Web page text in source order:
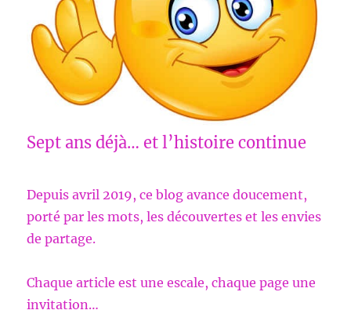
Sept ans déjà… et l’histoire continue
Depuis avril 2019, ce blog avance doucement,
porté par les mots, les découvertes et les envies
de partage.
Chaque article est une escale, chaque page une
invitation…